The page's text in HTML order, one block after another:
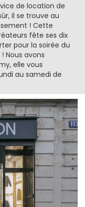
de location de
il se trouve au
! Cette
fête ses dix
pour la soirée du
Nous avons
elle vous
au samedi de